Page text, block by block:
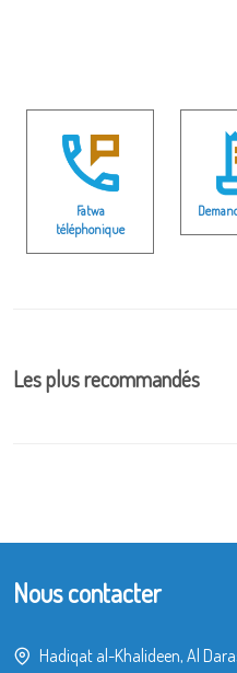
Fatwa
téléphonique
Les plus recommandés
Nous contacter
Hadiqat al-Khalideen, Al